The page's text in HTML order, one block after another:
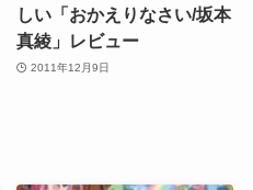
しい「おかえりなさい/坂本
真綾」レビュー
2011年12月9日